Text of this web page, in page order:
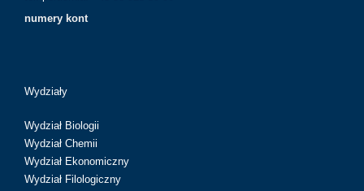
numery kont
Wydziały
Wydział Biologii
Wydział Chemii
Wydział Ekonomiczny
Wydział Filologiczny